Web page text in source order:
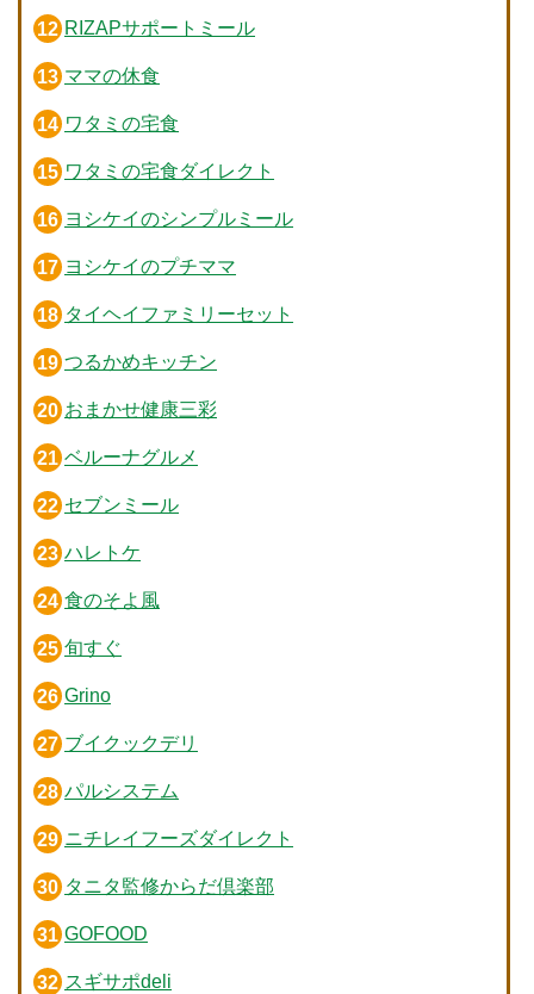
RIZAPサポートミール
ママの休食
ワタミの宅食
ワタミの宅食ダイレクト
ヨシケイのシンプルミール
ヨシケイのプチママ
タイヘイファミリーセット
つるかめキッチン
おまかせ健康三彩
ベルーナグルメ
セブンミール
ハレトケ
食のそよ風
旬すぐ
Grino
ブイクックデリ
パルシステム
ニチレイフーズダイレクト
タニタ監修からだ倶楽部
GOFOOD
スギサポdeli